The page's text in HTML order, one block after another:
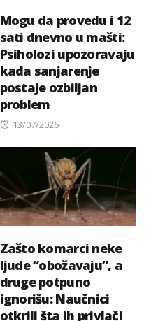
Mogu da provedu i 12
sati dnevno u mašti:
Psiholozi upozoravaju
kada sanjarenje
postaje ozbiljan
problem
Posted
13/07/2026
Zašto komarci neke
ljude “obožavaju”, a
druge potpuno
ignorišu: Naučnici
otkrili šta ih privlači